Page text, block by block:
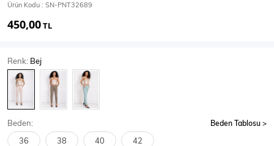
T-Shirt
Body
SPOR GİYİM
Ürün Kodu : SN-PNT32689
450,00TL
Renk: Bej
Beden: Beden Tablosu
36 38 40 42